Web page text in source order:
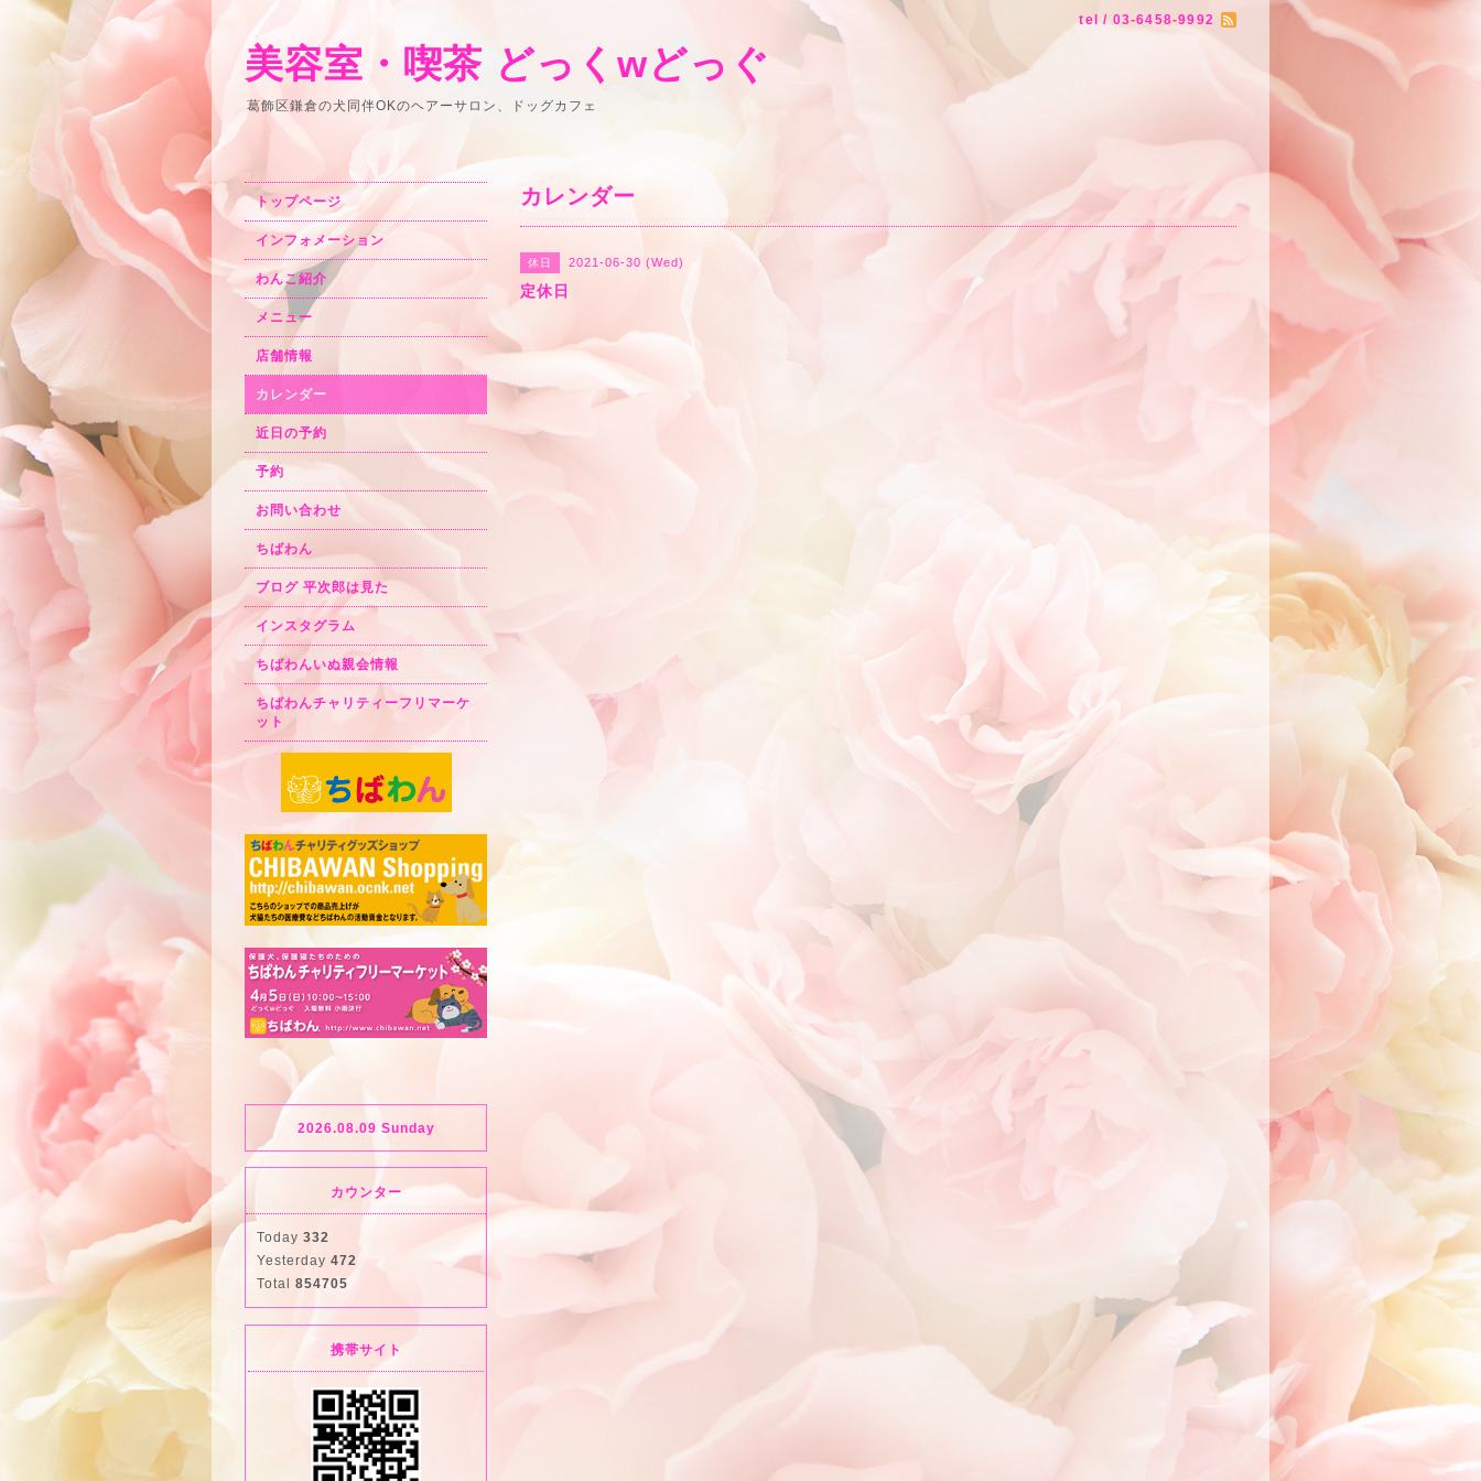
tel / 03-6458-9992
美容室・喫茶 どっくwどっぐ
葛飾区鎌倉の犬同伴OKのヘアーサロン、ドッグカフェ
カレンダー
休日 2021-06-30 (Wed)
定休日
トップページ
インフォメーション
わんこ紹介
メニュー
店舗情報
カレンダー
近日の予約
予約
お問い合わせ
ちばわん
ブログ 平次郎は見た
インスタグラム
ちばわんいぬ親会情報
ちばわんチャリティーフリマーケ
ット
2026.08.09 Sunday
カウンター
Today 332
Yesterday 472
Total 854705
携帯サイト